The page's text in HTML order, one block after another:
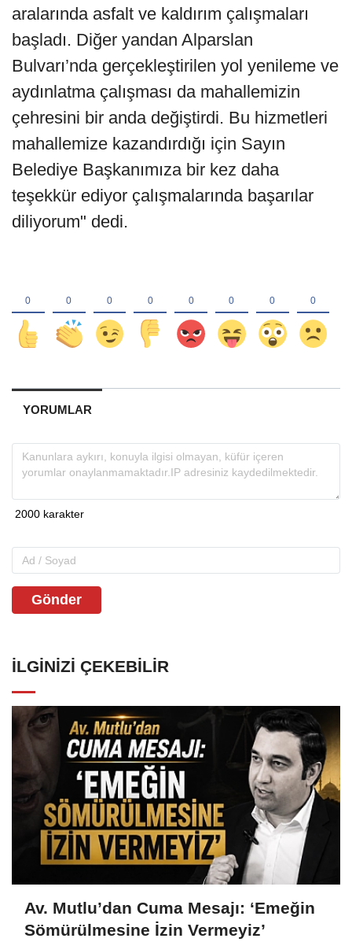
aralarında asfalt ve kaldırım çalışmaları
başladı. Diğer yandan Alparslan
Bulvarı’nda gerçekleştirilen yol yenileme ve
aydınlatma çalışması da mahallemizin
çehresini bir anda değiştirdi. Bu hizmetleri
mahallemize kazandırdığı için Sayın
Belediye Başkanımıza bir kez daha
teşekkür ediyor çalışmalarında başarılar
diliyorum" dedi.
YORUMLAR
Gönder
İLGINIZI ÇEKEBILIR
Av. Mutlu’dan Cuma Mesajı: ‘Emeğin
Sömürülmesine İzin Vermeyiz’